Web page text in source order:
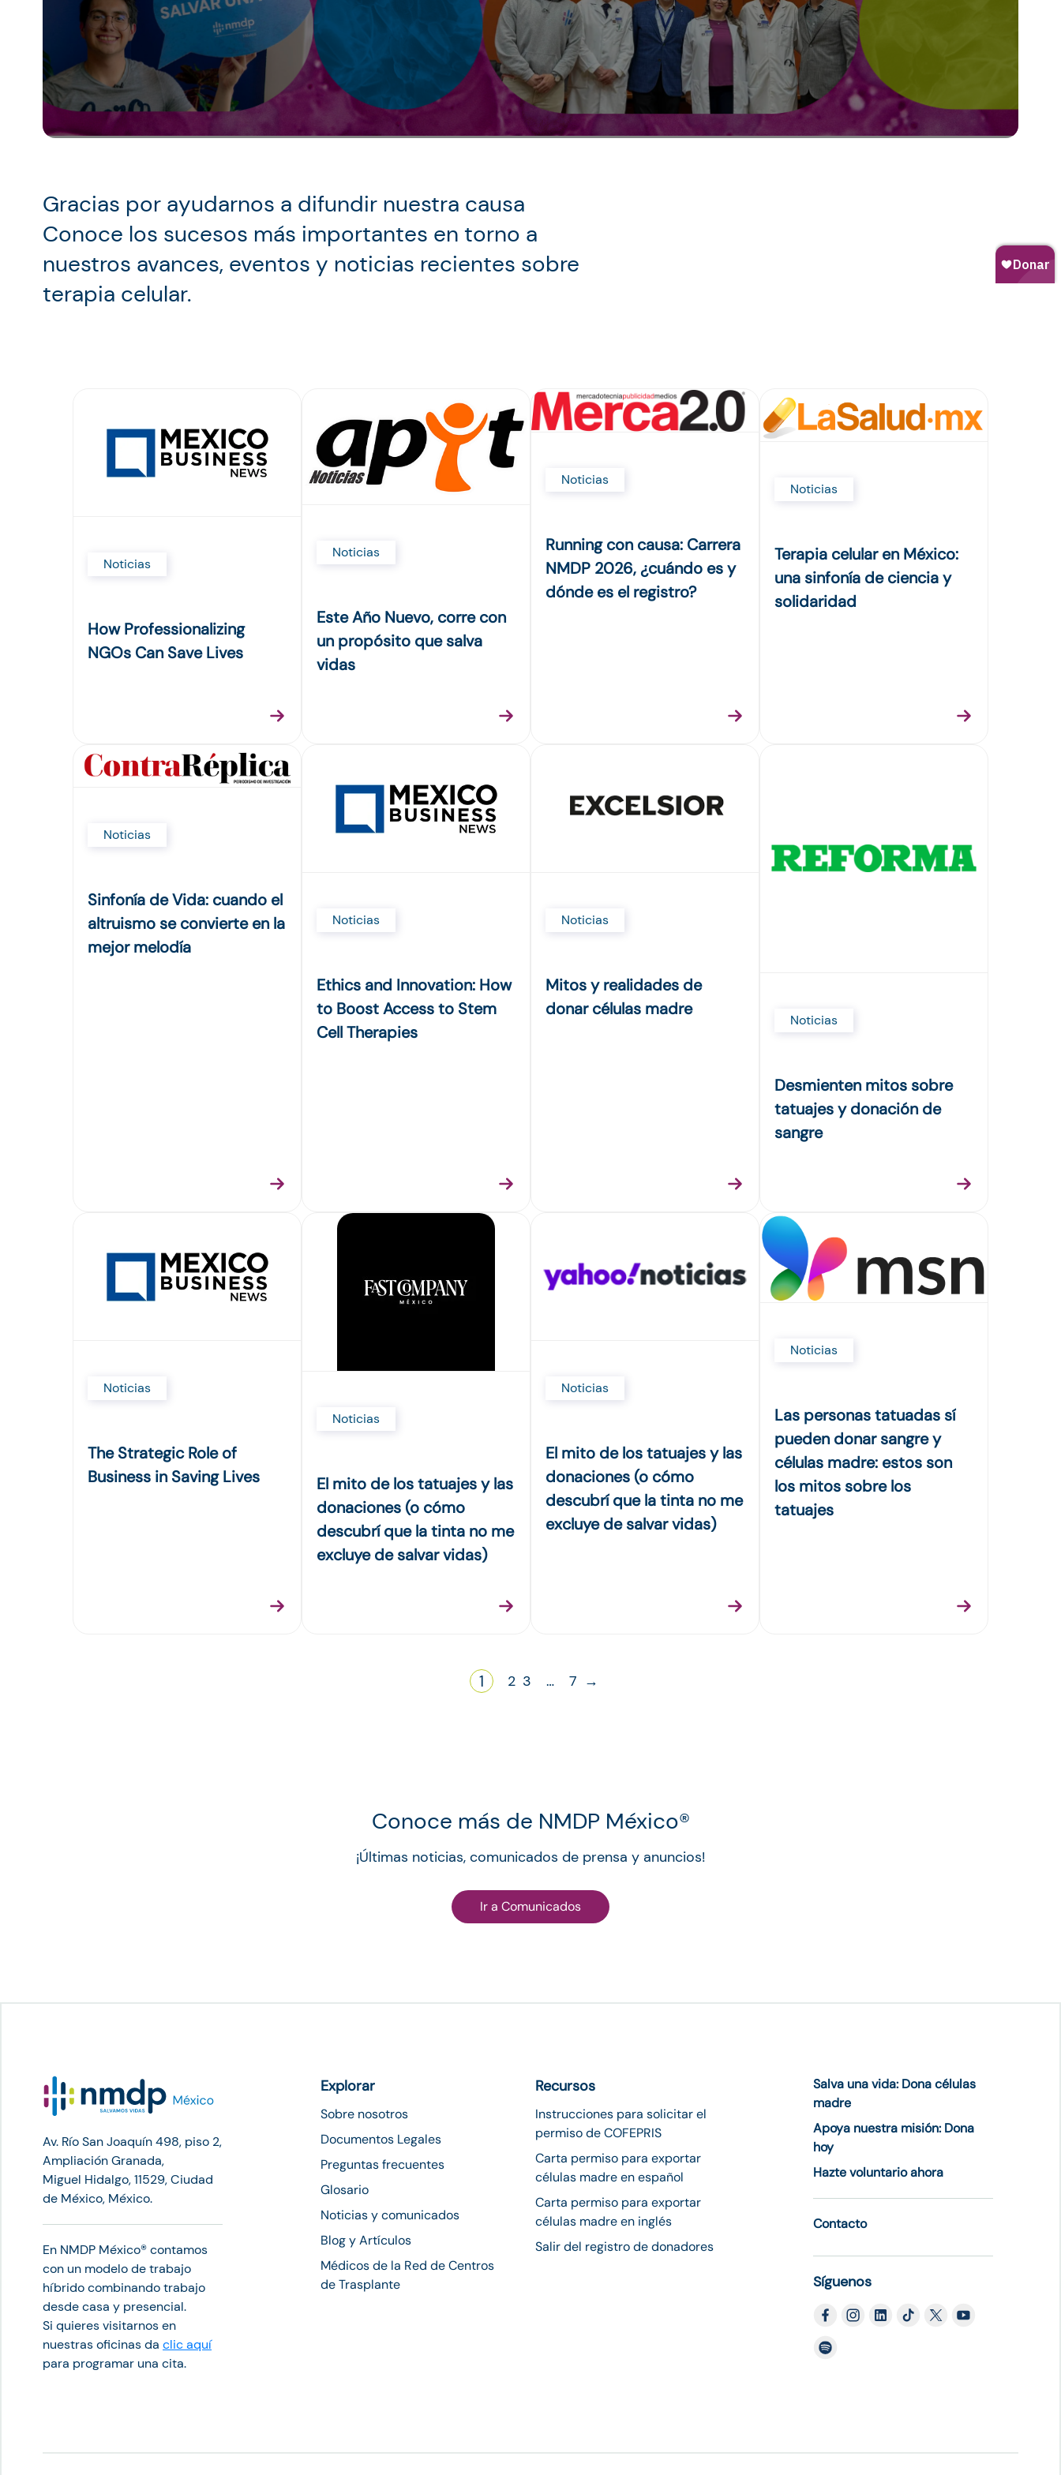
Gracias por ayudarnos a difundir nuestra causa
Conoce los sucesos más importantes en torno a
nuestros avances, eventos y noticias recientes sobre
terapia celular.
Noticias
How Professionalizing
NGOs Can Save Lives
Noticias
Este Año Nuevo, corre con
un propósito que salva
vidas
Noticias
Running con causa: Carrera
NMDP 2026, ¿cuándo es y
dónde es el registro?
Noticias
Terapia celular en México:
una sinfonía de ciencia y
solidaridad
Noticias
Sinfonía de Vida: cuando el
altruismo se convierte en la
mejor melodía
Noticias
Ethics and Innovation: How
to Boost Access to Stem
Cell Therapies
Noticias
Mitos y realidades de
donar células madre
Noticias
Desmienten mitos sobre
tatuajes y donación de
sangre
Noticias
The Strategic Role of
Business in Saving Lives
Noticias
El mito de los tatuajes y las
donaciones (o cómo
descubrí que la tinta no me
excluye de salvar vidas)
Noticias
El mito de los tatuajes y las
donaciones (o cómo
descubrí que la tinta no me
excluye de salvar vidas)
Noticias
Las personas tatuadas sí
pueden donar sangre y
células madre: estos son
los mitos sobre los
tatuajes
1 2 3 … 7 →
Conoce más de NMDP México®︎
¡Últimas noticias, comunicados de prensa y anuncios!
Ir a Comunicados
Av. Río San Joaquín 498, piso 2,
Ampliación Granada,
Miguel Hidalgo, 11529, Ciudad
de México, México.
En NMDP México®︎ contamos
con un modelo de trabajo
híbrido combinando trabajo
desde casa y presencial.
Si quieres visitarnos en
nuestras oficinas da clic aquí
para programar una cita.
Explorar
Sobre nosotros
Documentos Legales
Preguntas frecuentes
Glosario
Noticias y comunicados
Blog y Artículos
Médicos de la Red de Centros
de Trasplante
Recursos
Instrucciones para solicitar el
permiso de COFEPRIS
Carta permiso para exportar
células madre en español
Carta permiso para exportar
células madre en inglés
Salir del registro de donadores
Salva una vida: Dona células
madre
Apoya nuestra misión: Dona
hoy
Hazte voluntario ahora
Contacto
Síguenos